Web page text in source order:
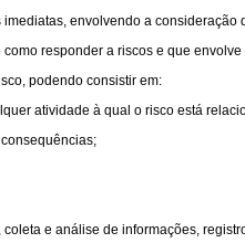
envolvendo a
responder a riscos e que
podendo consistir em:
atividade à qual o risco está
e análise de informações,